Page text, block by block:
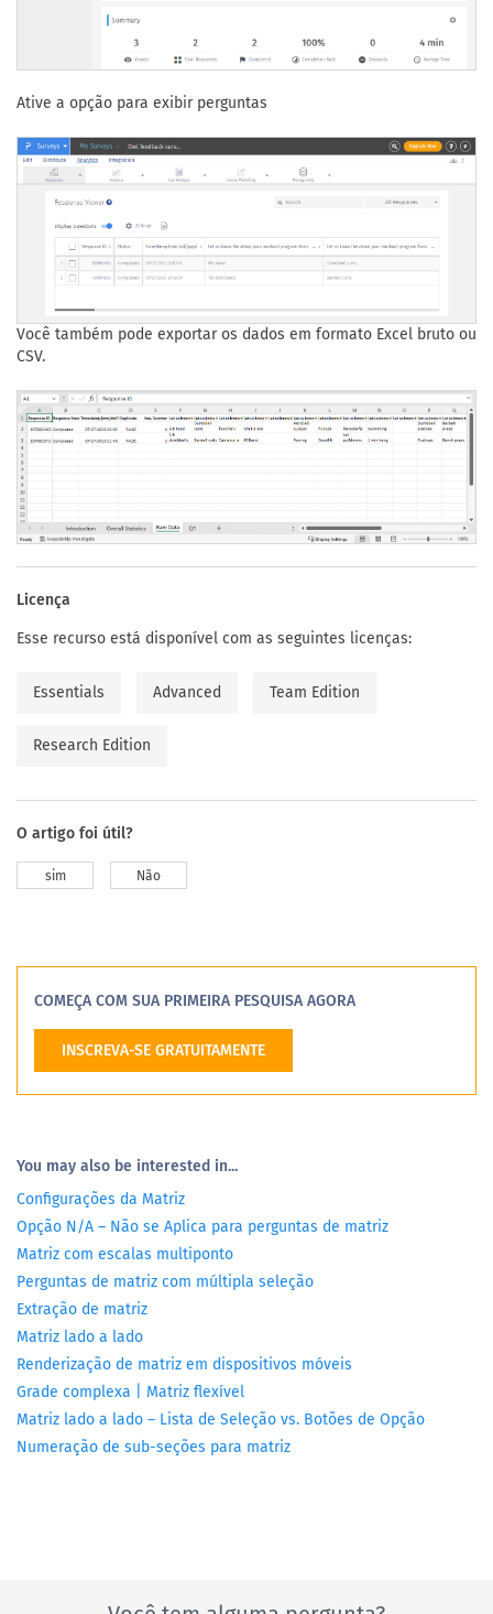
Ative a opção para exibir perguntas
Você também pode exportar os dados em formato Excel bruto ou
CSV.
Licença
Esse recurso está disponível com as seguintes licenças:
Essentials Advanced Team Edition
Research Edition
O artigo foi útil?
sim Não
COMEÇA COM SUA PRIMEIRA PESQUISA AGORA
INSCREVA-SE GRATUITAMENTE
You may also be interested in...
Configurações da Matriz
Opção N/A – Não se Aplica para perguntas de matriz
Matriz com escalas multiponto
Perguntas de matriz com múltipla seleção
Extração de matriz
Matriz lado a lado
Renderização de matriz em dispositivos móveis
Grade complexa | Matriz flexível
Matriz lado a lado – Lista de Seleção vs. Botões de Opção
Numeração de sub-seções para matriz